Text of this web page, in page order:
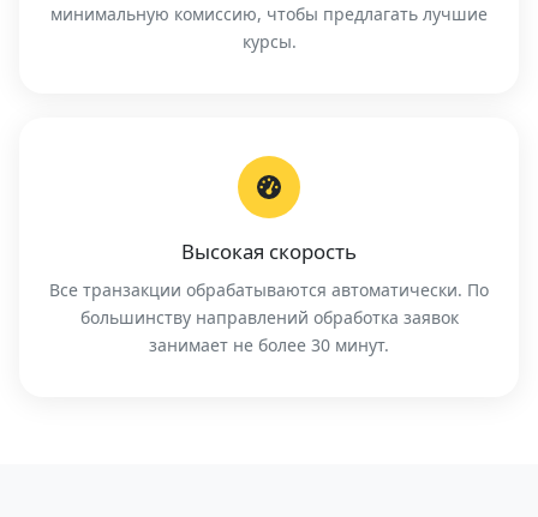
минимальную комиссию, чтобы предлагать лучшие
курсы.
Высокая скорость
Все транзакции обрабатываются автоматически. По
большинству направлений обработка заявок
занимает не более 30 минут.